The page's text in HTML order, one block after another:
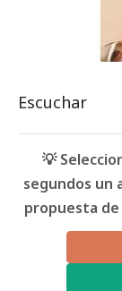
Escuchar
💡
segundos un
propuesta